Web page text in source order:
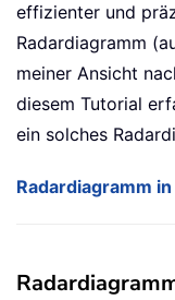
effizienter und
Radardiagramm
meiner Ansicht
diesem Tutorial
ein solches
Radardiagramm